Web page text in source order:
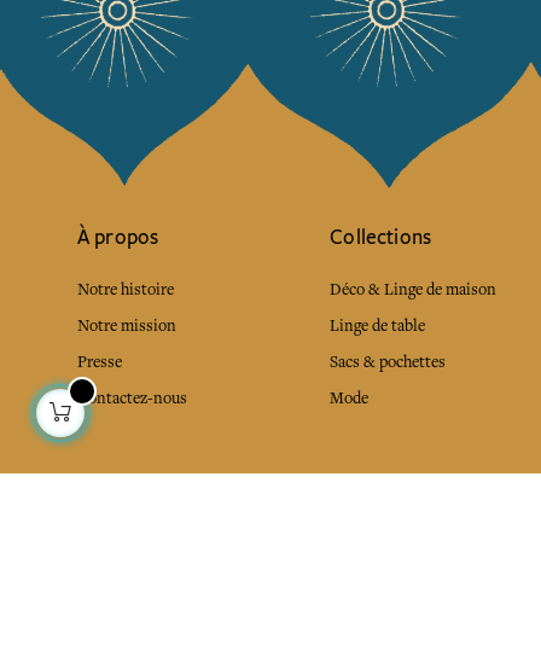
À propos
Notre histoire
Notre mission
Presse
Contactez-nous
Collections
Déco & Linge de maison
Linge de table
Sacs & pochettes
Mode